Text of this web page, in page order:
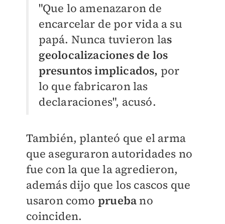
"Que lo amenazaron de
encarcelar de por vida a su
papá. Nunca tuvieron las
geolocalizaciones de los
presuntos implicados, por
lo que fabricaron las
declaraciones", acusó.
También, planteó que el arma
que aseguraron autoridades no
fue con la que la agredieron,
además dijo que los cascos que
usaron como pruebano
coinciden.